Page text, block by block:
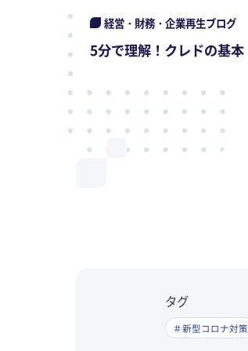
経営・財務・企業再生ブログ
5分で理解！クレドの基本
タグ
＃新型コロナ対策